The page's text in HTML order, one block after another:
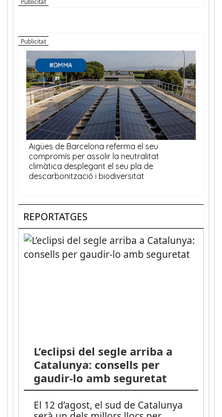
REPORTATGES
L’eclipsi del segle arriba a
Catalunya: consells per
gaudir-lo amb seguretat
El 12 d’agost, el sud de Catalunya